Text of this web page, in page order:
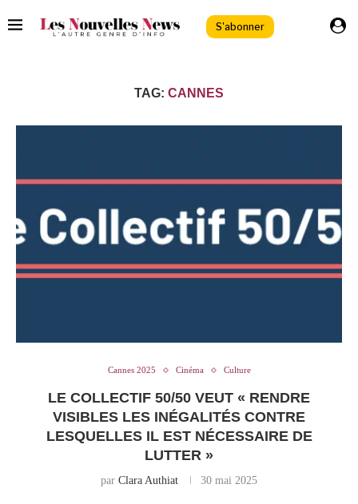
S'abonner
TAG: CANNES
Cannes 2025 Cinéma Culture
LE COLLECTIF 50/50 VEUT « RENDRE
VISIBLES LES INÉGALITÉS CONTRE
LESQUELLES IL EST NÉCESSAIRE DE
LUTTER »
par Clara Authiat 30 mai 2025